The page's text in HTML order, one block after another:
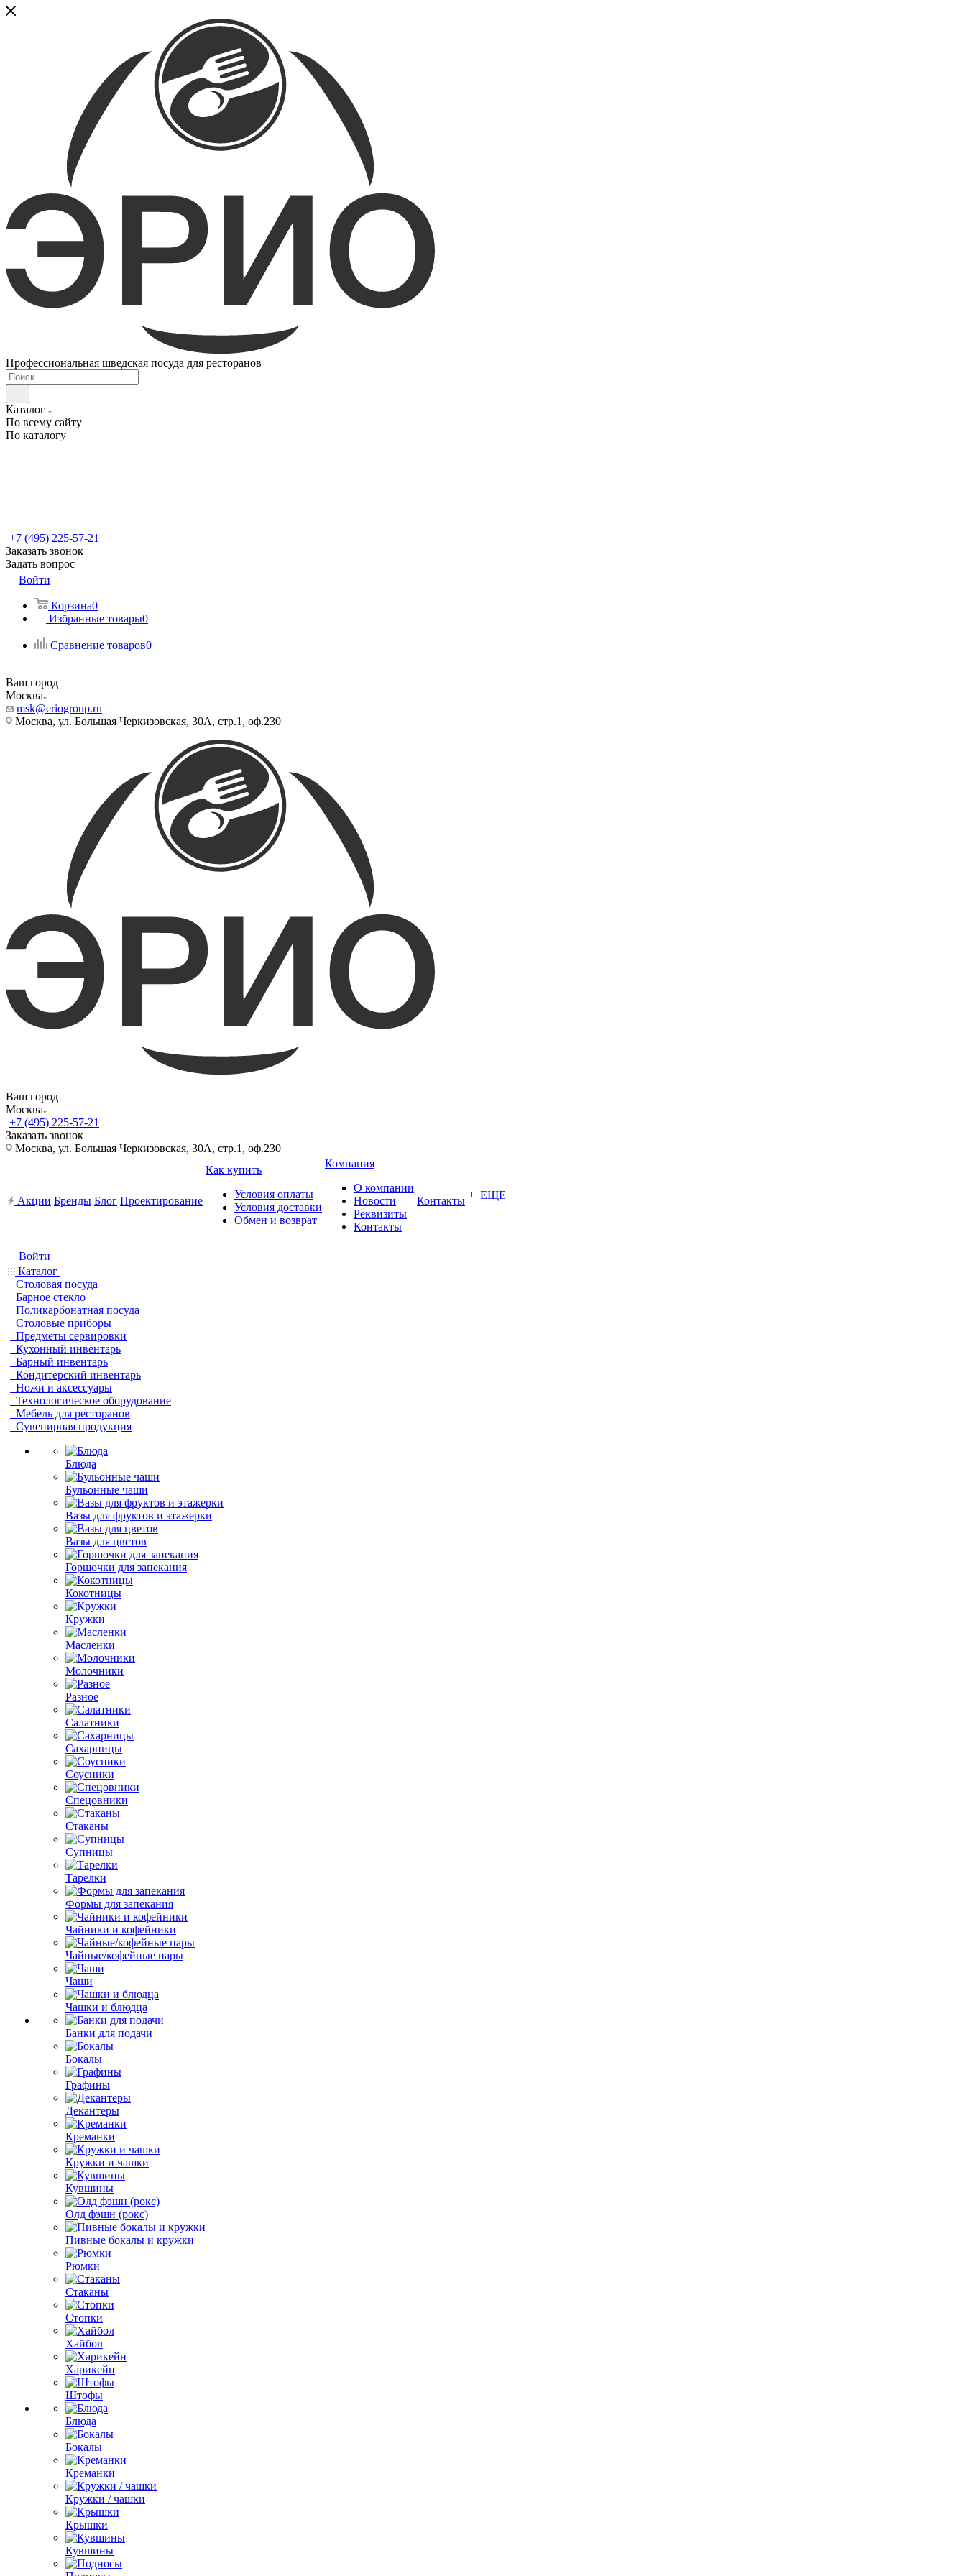
Профессиональная шведская посуда для ресторанов
Каталог
По всему сайту
По каталогу
+7 (495) 225-57-21
Заказать звонок
Задать вопрос
Войти
Корзина0
Избранные товары0
Сравнение товаров0
Ваш город
Москва
msk@eriogroup.ru
Москва, ул. Большая Черкизовская, 30А, стр.1, оф.230
Ваш город
Москва
+7 (495) 225-57-21
Заказать звонок
Москва, ул. Большая Черкизовская, 30А, стр.1, оф.230
Акции Бренды Блог Проектирование
Как купить
Условия оплаты
Условия доставки
Обмен и возврат
Компания
О компании
Новости
Реквизиты
Контакты
Контакты + ЕЩЕ
Войти
Каталог
Столовая посуда
Барное стекло
Поликарбонатная посуда
Столовые приборы
Предметы сервировки
Кухонный инвентарь
Барный инвентарь
Кондитерский инвентарь
Ножи и аксессуары
Технологическое оборудование
Мебель для ресторанов
Сувенирная продукция
Блюда
Бульонные чаши
Вазы для фруктов и этажерки
Вазы для цветов
Горшочки для запекания
Кокотницы
Кружки
Масленки
Молочники
Разное
Салатники
Сахарницы
Соусники
Спецовники
Стаканы
Супницы
Тарелки
Формы для запекания
Чайники и кофейники
Чайные/кофейные пары
Чаши
Чашки и блюдца
Банки для подачи
Бокалы
Графины
Декантеры
Креманки
Кружки и чашки
Кувшины
Олд фэшн (рокс)
Пивные бокалы и кружки
Рюмки
Стаканы
Стопки
Хайбол
Харикейн
Штофы
Блюда
Бокалы
Креманки
Кружки / чашки
Крышки
Кувшины